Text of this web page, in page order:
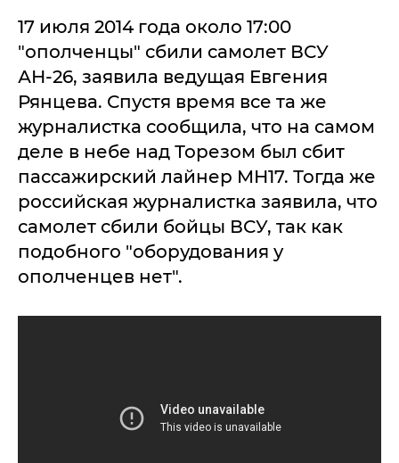
17 июля 2014 года около 17:00
"ополченцы" сбили самолет ВСУ
АН-26, заявила ведущая Евгения
Рянцева. Спустя время все та же
журналистка сообщила, что на самом
деле в небе над Торезом был сбит
пассажирский лайнер МН17. Тогда же
российская журналистка заявила, что
самолет сбили бойцы ВСУ, так как
подобного "оборудования у
ополченцев нет".